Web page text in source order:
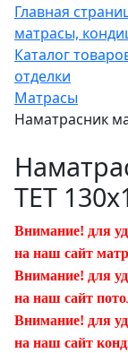
Главная
матрасы,
Каталог
отделки
Матрасы
Наматрасник
ТЕТ
Внимание! для
на наш сайт
Внимание! для
на наш сайт
Внимание! для
на наш сайт